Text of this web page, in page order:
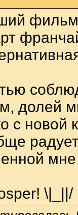
долей
с новой
\|_||/